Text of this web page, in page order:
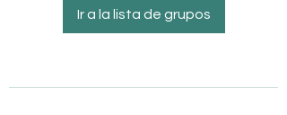
Ir a la lista de grupos